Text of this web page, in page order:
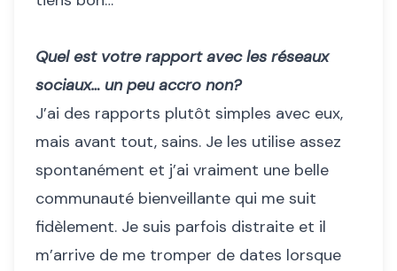
Quel est votre rapport avec les réseaux
sociaux… un peu accro non?
J’ai des rapports plutôt simples avec eux,
mais avant tout, sains. Je les utilise assez
spontanément et j’ai vraiment une belle
communauté bienveillante qui me suit
fidèlement. Je suis parfois distraite et il
m’arrive de me tromper de dates lorsque